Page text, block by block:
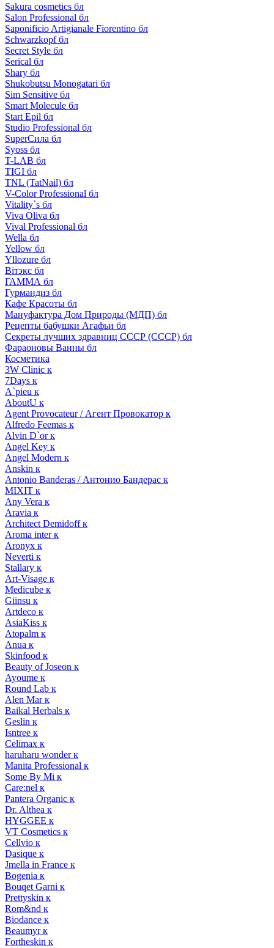
Sakura cosmetics бл
Salon Professional бл
Saponificio Artigianale Fiorentino бл
Schwarzkopf бл
Secret Style бл
Serical бл
Shary бл
Shukobutsu Monogatari бл
Sim Sensitive бл
Smart Molecule бл
Start Epil бл
Studio Professional бл
SuperСила бл
Syoss бл
T-LAB бл
TIGI бл
TNL (TatNail) бл
V-Color Professional бл
Vitality`s бл
Viva Oliva бл
Vival Professional бл
Wella бл
Yellow бл
Yllozure бл
Вiтэкс бл
ГАММА бл
Гурмандиз бл
Кафе Красоты бл
Мануфактура Дом Природы (МДП) бл
Рецепты бабушки Агафьи бл
Секреты лучших здравниц СССР (СССР) бл
Фараоновы Ванны бл
Косметика
3W Clinic к
7Days к
A`pieu к
AboutU к
Agent Provocateur / Агент Провокатор к
Alfredo Feemas к
Alvin D`or к
Angel Key к
Angel Modern к
Anskin к
Antonio Banderas / Антонио Бандерас к
MIXIT к
Any Vera к
Aravia к
Architect Demidoff к
Aroma inter к
Aronyx к
Neverti к
Stallary к
Art-Visage к
Medicube к
Giinsu к
Artdeco к
AsiaKiss к
Atopalm к
Anua к
Skinfood к
Beauty of Joseon к
Ayoume к
Round Lab к
Alen Mar к
Baikal Herbals к
Geslin к
Isntree к
Celimax к
haruharu wonder к
Manita Professional к
Some By Mi к
Care:nel к
Pantera Organic к
Dr. Althea к
HYGGEE к
VT Cosmetics к
Cellvio к
Dasique к
Jmella in France к
Bogenia к
Bouqet Garni к
Prettyskin к
Rom&nd к
Biodance к
Beaumyr к
Fortheskin к